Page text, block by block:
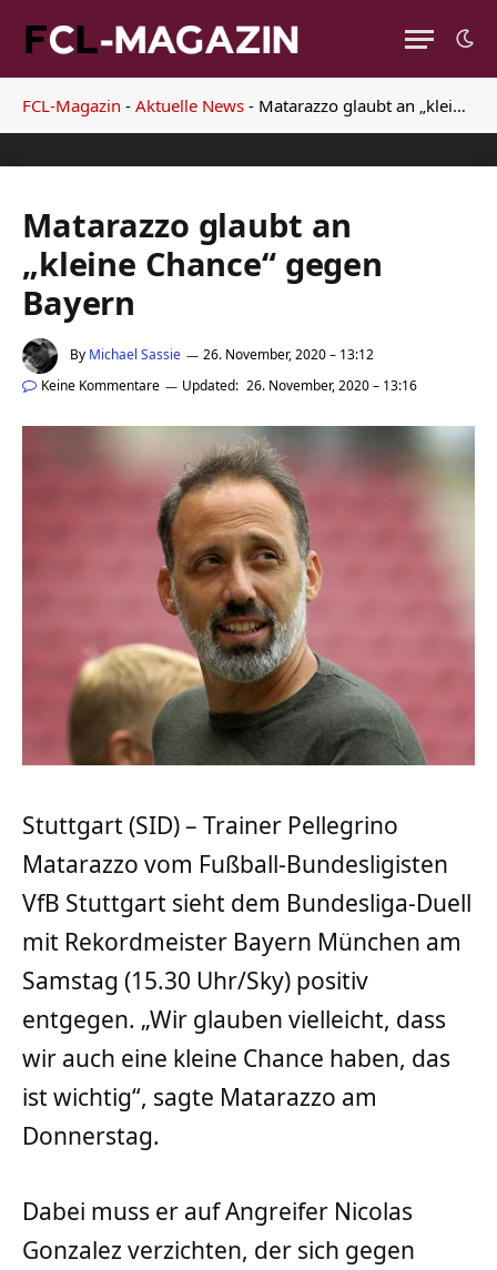
FCL-Magazin - Aktuelle News - Matarazzo glaubt an „kleine Chance“ gegen Bayern
Matarazzo glaubt an
„kleine Chance“ gegen
Bayern
By Michael Sassie
26. November, 2020 – 13:12
Keine Kommentare
Updated: 26. November, 2020 – 13:16
Stuttgart (SID) – Trainer Pellegrino
Matarazzo vom Fußball-Bundesligisten
VfB Stuttgart sieht dem Bundesliga-Duell
mit Rekordmeister Bayern München am
Samstag (15.30 Uhr/Sky) positiv
entgegen. „Wir glauben vielleicht, dass
wir auch eine kleine Chance haben, das
ist wichtig“, sagte Matarazzo am
Donnerstag.
Dabei muss er auf Angreifer Nicolas
Gonzalez verzichten, der sich gegen